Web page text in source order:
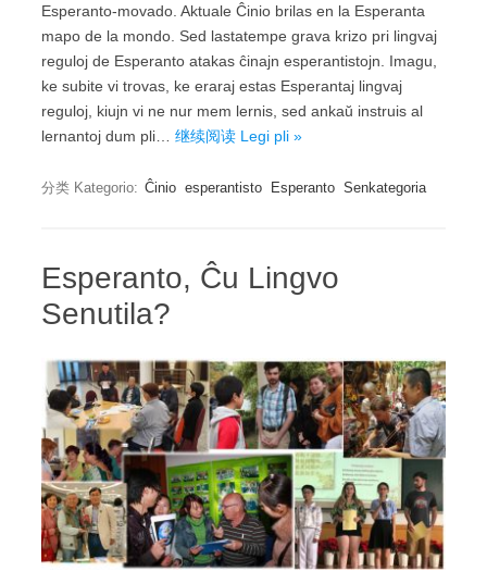
Esperanto-movado. Aktuale Ĉinio brilas en la Esperanta
mapo de la mondo. Sed lastatempe grava krizo pri lingvaj
reguloj de Esperanto atakas ĉinajn esperantistojn. Imagu,
ke subite vi trovas, ke eraraj estas Esperantaj lingvaj
reguloj, kiujn vi ne nur mem lernis, sed ankaŭ instruis al
lernantoj dum pli… 继续阅读 Legi pli »
分类 Kategorio: Ĉinio esperantisto Esperanto Senkategoria
Esperanto, Ĉu Lingvo
Senutila?